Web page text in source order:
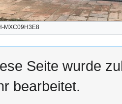
MXC09H3E8
Seite wurde
bearbeitet.